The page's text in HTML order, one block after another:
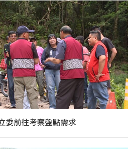
委前往考察盤點需求